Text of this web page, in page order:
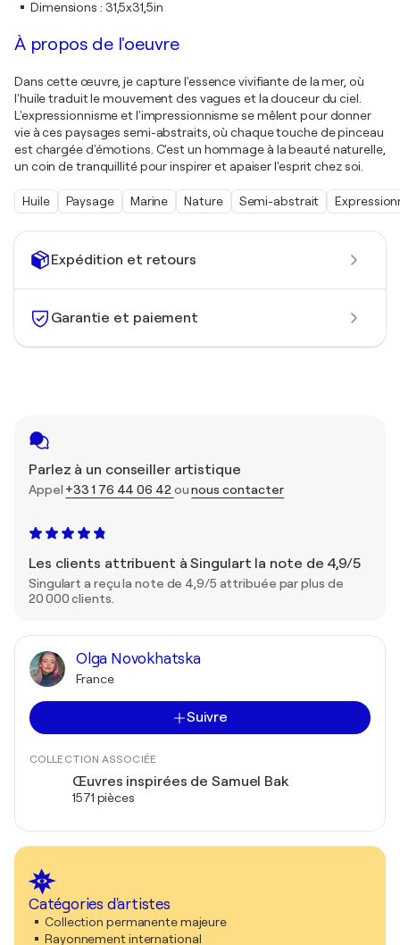
Expédition et retours
Garantie et paiement
Parlez à un conseiller artistique
Appel +33 1 76 44 06 42 ounous contacter
Les clients attribuent à Singulart la note de 4,9/5
Singulart a reçu la note de 4,9/5 attribuée par plus de
20 000 clients.
Olga Novokhatska
France
Suivre
COLLECTION ASSOCIÉE
Œuvres inspirées de Samuel Bak
1571 pièces
Catégories d'artistes
Collection permanente majeure
Rayonnement international
Dimensions : 31,5x31,5in
À propos de l'oeuvre
Dans cette œuvre, je capture l'essence vivifiante de la mer, où
l'huile traduit le mouvement des vagues et la douceur du ciel.
L'expressionnisme et l'impressionnisme se mêlent pour donner
vie à ces paysages semi-abstraits, où chaque touche de pinceau
est chargée d'émotions. C'est un hommage à la beauté naturelle,
un coin de tranquillité pour inspirer et apaiser l'esprit chez soi.
Huile Paysage Marine Nature Semi-abstrait